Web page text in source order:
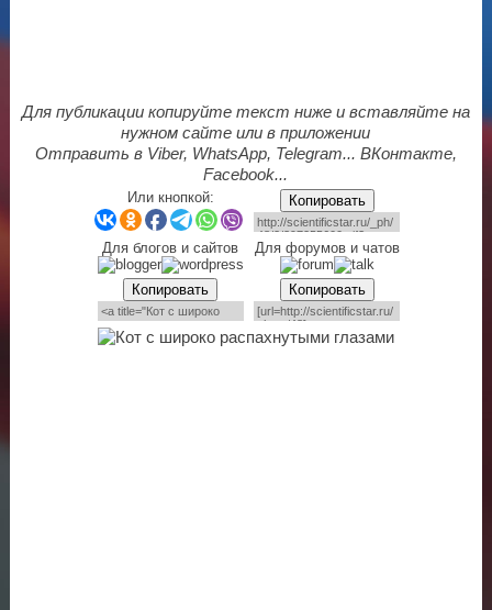
Для публикации копируйте текст ниже и вставляйте на
нужном сайте или в приложении
Отправить в Viber, WhatsApp, Telegram... ВКонтакте,
Facebook...
Или кнопкой: Копировать
Для блогов и сайтов Для форумов и чатов
Копировать Копировать